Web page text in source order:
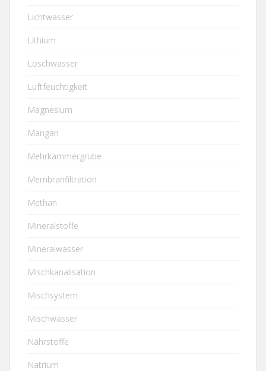
Lichtwasser
Lithium
Löschwasser
Luftfeuchtigkeit
Magnesium
Mangan
Mehrkammergrube
Membranfiltration
Methan
Mineralstoffe
Mineralwasser
Mischkanalisation
Mischsystem
Mischwasser
Nährstoffe
Natrium